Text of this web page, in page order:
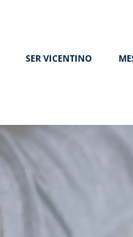
SER VICENTINO